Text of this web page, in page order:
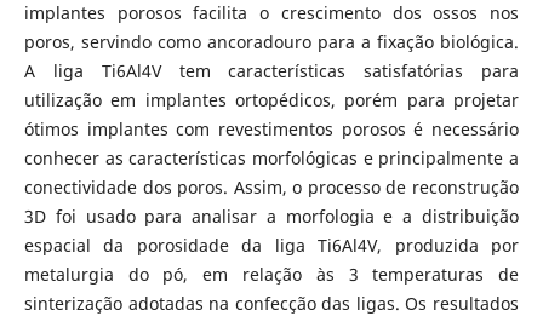
implantes porosos facilita o crescimento dos ossos nos
poros, servindo como ancoradouro para a fixação biológica.
A liga Ti6Al4V tem características satisfatórias para
utilização em implantes ortopédicos, porém para projetar
ótimos implantes com revestimentos porosos é necessário
conhecer as características morfológicas e principalmente a
conectividade dos poros. Assim, o processo de reconstrução
3D foi usado para analisar a morfologia e a distribuição
espacial da porosidade da liga Ti6Al4V, produzida por
metalurgia do pó, em relação às 3 temperaturas de
sinterização adotadas na confecção das ligas. Os resultados